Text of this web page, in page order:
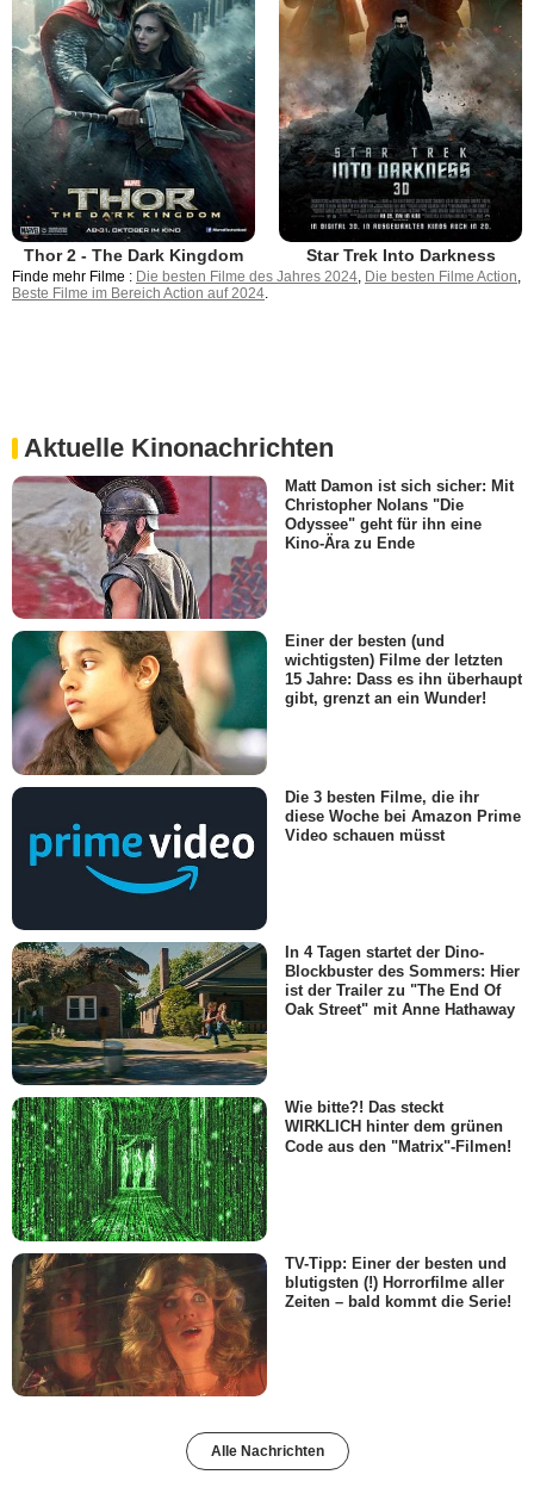
Thor 2 - The Dark Kingdom Star Trek Into Darkness
Finde mehr Filme : Die besten Filme des Jahres 2024, Die besten Filme Action,
Beste Filme im Bereich Action auf 2024.
Aktuelle Kinonachrichten
Matt Damon ist sich sicher: Mit
Christopher Nolans "Die
Odyssee" geht für ihn eine
Kino-Ära zu Ende
Einer der besten (und
wichtigsten) Filme der letzten
15 Jahre: Dass es ihn überhaupt
gibt, grenzt an ein Wunder!
Die 3 besten Filme, die ihr
diese Woche bei Amazon Prime
Video schauen müsst
In 4 Tagen startet der Dino-
Blockbuster des Sommers: Hier
ist der Trailer zu "The End Of
Oak Street" mit Anne Hathaway
Wie bitte?! Das steckt
WIRKLICH hinter dem grünen
Code aus den "Matrix"-Filmen!
TV-Tipp: Einer der besten und
blutigsten (!) Horrorfilme aller
Zeiten – bald kommt die Serie!
Alle Nachrichten